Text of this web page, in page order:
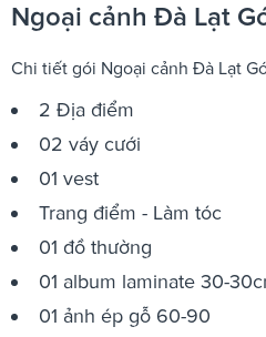
Ngoại cảnh Đà Lạt
Chi tiết gói Ngoại cảnh Đà Lạt
2 Địa điểm
02 váy cưới
01 vest
Trang điểm - Làm tóc
01 đồ thường
01 album laminate 30-
01 ảnh ép gỗ 60-90